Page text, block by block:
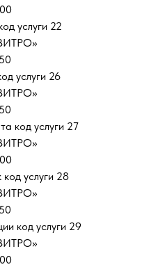
услуги 22
услуги 26
код услуги 27
услуги 28
код услуги 29